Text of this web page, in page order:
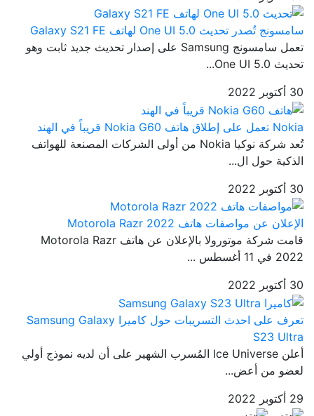
سامسونج تُصدر تحديث One UI 5.0 لهاتف Galaxy S21 FE
تعمل سامسونج Samsung على إصدار تحديث جديد ثابت وهو
تحديث One UI 5.0...
30 أكتوبر 2022
Nokia تعمل على إطلاق هاتف Nokia G60 قريباً في الهند
تُعد شركة نوكيا Nokia من أولى الشركات المصنعة للهواتف
الذكية حول ال...
30 أكتوبر 2022
الإعلان عن مواصفات هاتف Motorola Razr 2022
قامت شركة موتورولا بالإعلان عن هاتف Motorola Razr
2022 في 11 أغسطس ...
30 أكتوبر 2022
تعرف على احدث التسريبات حول كاميرا Samsung Galaxy
S23 Ultra
أعلن Ice Universe المُسرب الشهير على أن لديه نموذج أولي
لعضو من أعض...
29 أكتوبر 2022